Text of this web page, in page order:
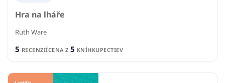
Hra na lháře
Ruth Ware
5 RECENZIÍCENA Z 5 KNÍHKUPECTIEV